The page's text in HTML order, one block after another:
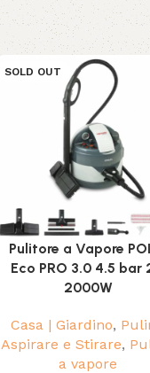
SOLD OUT
Pulitore a Vapore
Eco PRO 3.0 4.5 bar
2000W
Casa | Giardino,
Aspirare e Stirare,
a vapore